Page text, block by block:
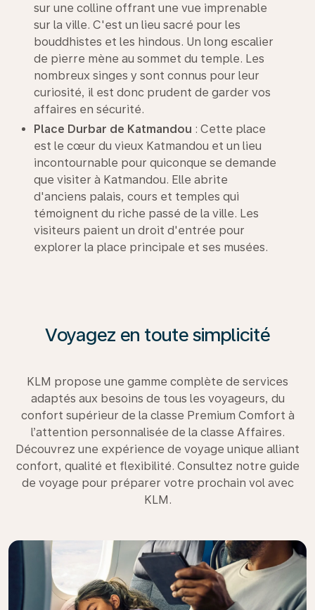
sur une colline offrant une vue imprenable
sur la ville. C'est un lieu sacré pour les
bouddhistes et les hindous. Un long escalier
de pierre mène au sommet du temple. Les
nombreux singes y sont connus pour leur
curiosité, il est donc prudent de garder vos
affaires en sécurité.
Place Durbar de Katmandou : Cette place
est le cœur du vieux Katmandou et un lieu
incontournable pour quiconque se demande
que visiter à Katmandou. Elle abrite
d'anciens palais, cours et temples qui
témoignent du riche passé de la ville. Les
visiteurs paient un droit d'entrée pour
explorer la place principale et ses musées.
Voyagez en toute simplicité
KLM propose une gamme complète de services
adaptés aux besoins de tous les voyageurs, du
confort supérieur de la classe Premium Comfort à
l’attention personnalisée de la classe Affaires.
Découvrez une expérience de voyage unique alliant
confort, qualité et flexibilité. Consultez notre guide
de voyage pour préparer votre prochain vol avec
KLM.